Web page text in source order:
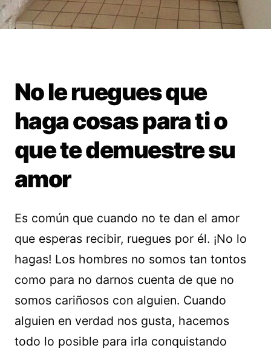
No le ruegues que
haga cosas para ti o
que te demuestre su
amor
Es común que cuando no te dan el amor
que esperas recibir, ruegues por él. ¡No lo
hagas! Los hombres no somos tan tontos
como para no darnos cuenta de que no
somos cariñosos con alguien. Cuando
alguien en verdad nos gusta, hacemos
todo lo posible para irla conquistando